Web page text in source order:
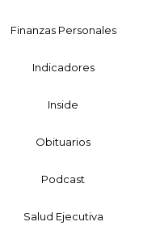
Finanzas Personales
Indicadores
Inside
Obituarios
Podcast
Salud Ejecutiva